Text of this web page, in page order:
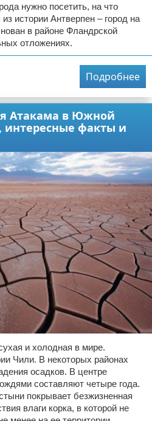
нужно посетить, на что
истории Антверпен – город на
в районе Фландрской
отложениях.
Подробнее
Атакама в Южной
интересные факты и
и холодная в мире.
Чили. В некоторых районах
осадков. В центре
составляют четыре года.
покрывает безжизненная
влаги корка, в которой не